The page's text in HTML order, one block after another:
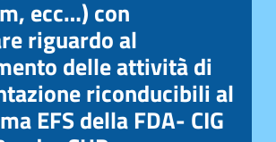
ecc…) con
riguardo al
delle attività di
riconducibili al
EFS della FDA- CIG